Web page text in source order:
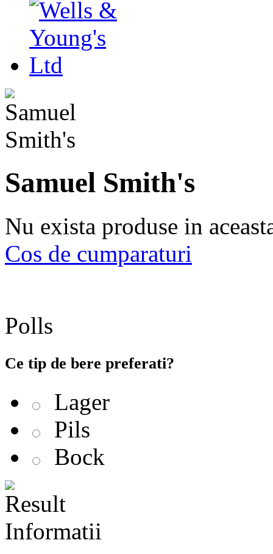
Samuel Smith's
Nu exista produse in
Cos de cumparaturi
Polls
Ce tip de bere preferati?
Lager
Pils
Bock
Informatii